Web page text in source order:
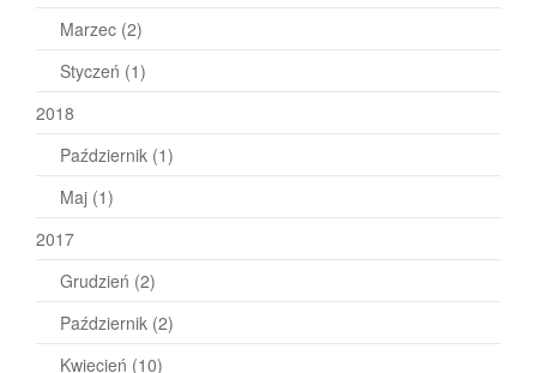
Marzec (2)
Styczeń (1)
2018
Październik (1)
Maj (1)
2017
Grudzień (2)
Październik (2)
Kwiecień (10)